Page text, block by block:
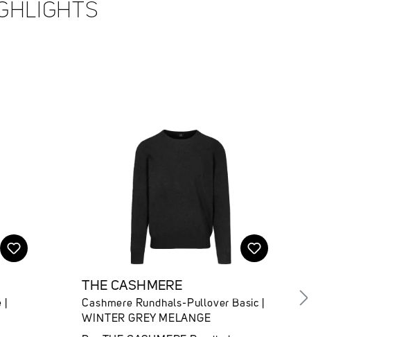
THE CASHMERE
Cashmere Rundhals-Pullover Basic |
WINTER GREY MELANGE